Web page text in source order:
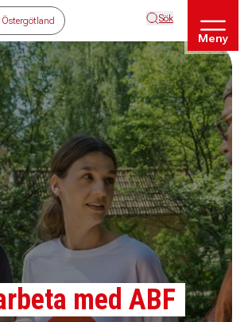
Östergötland Sök
Meny
med ABF